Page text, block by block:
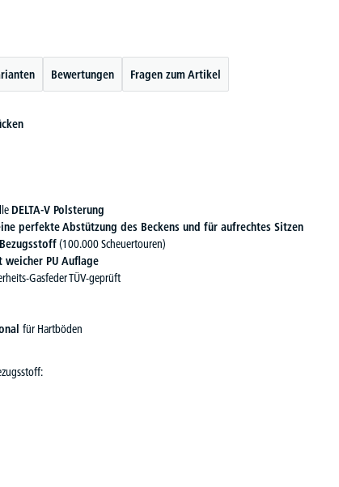
Bewertungen Fragen zum Artikel
DELTA-V Polsterung
perfekte Abstützung des Beckens und für aufrechtes Sitzen
(100.000 Scheuertouren)
PU Auflage
Gasfeder TÜV-geprüft
für Hartböden